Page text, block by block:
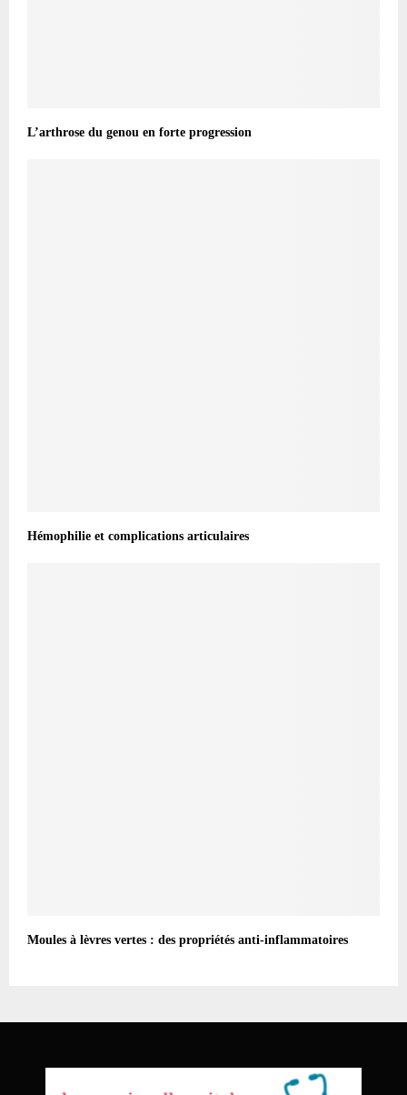
L’arthrose du genou en forte progression
Hémophilie et complications articulaires
Moules à lèvres vertes : des propriétés anti-inflammatoires